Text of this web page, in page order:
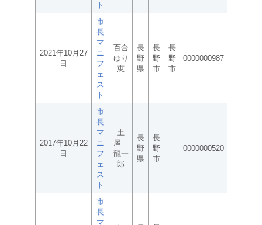
ト
2021年10月27
日
市
長
マ
ニ
フ
ェ
ス
ト
百合
ゆり
恵
長
野
県
長
野
市
長
野
市
0000000987
2017年10月22
日
市
長
マ
ニ
フ
ェ
ス
ト
土
屋
龍一
郎
長
野
県
長
野
市
0000000520
市
長
マ